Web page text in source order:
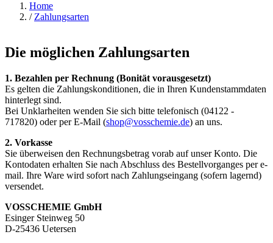
Home
/ Zahlungsarten
Die möglichen Zahlungsarten
1. Bezahlen per Rechnung (Bonität vorausgesetzt)
Es gelten die Zahlungskonditionen, die in Ihren Kundenstammdaten
hinterlegt sind.
Bei Unklarheiten wenden Sie sich bitte telefonisch (04122 -
717820) oder per E-Mail (shop@vosschemie.de) an uns.
2. Vorkasse
Sie überweisen den Rechnungsbetrag vorab auf unser Konto. Die
Kontodaten erhalten Sie nach Abschluss des Bestellvorganges per e-
mail. Ihre Ware wird sofort nach Zahlungseingang (sofern lagernd)
versendet.
VOSSCHEMIE GmbH
Esinger Steinweg 50
D-25436 Uetersen